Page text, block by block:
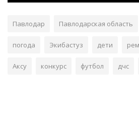
Павлодар Павлодарская область
погода Экибастуз дети
Аксу конкурс футбол дчс